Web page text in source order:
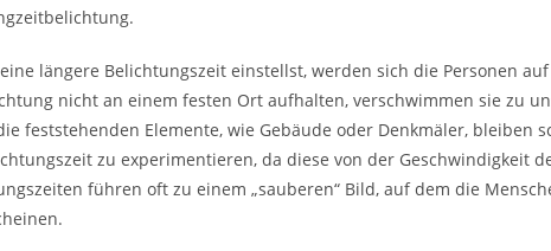
längere Belichtungszeit einstellst, werden sich die Personen
nicht an einem festen Ort aufhalten, verschwimmen sie zu
feststehenden Elemente, wie Gebäude oder Denkmäler, bleiben
zu experimentieren, da diese von der Geschwindigkeit
führen oft zu einem „sauberen“ Bild, auf dem die